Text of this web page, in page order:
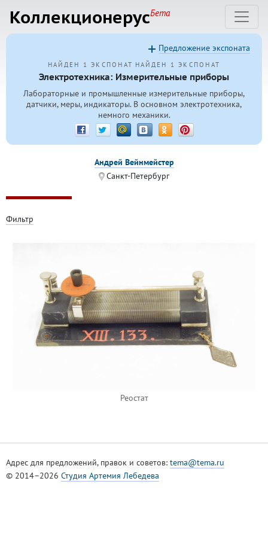
КоллекционерусБета
НАЙДЕН 1 ЭКСПОНАТ НАЙДЕН 1 ЭКСПОНАТ
Электротехника: Измерительные приборы
Лабораторные и промышленные измерительные приборы,
датчики, меры, индикаторы. В основном электротехника,
немного механики.
Предложение экспоната
Андрей Вейнмейстер
Санкт-Петербург
Реостат
Фильтр
Адрес для предложений, правок и советов: tema@tema.ru
© 2014–2026 Студия Артемия Лебедева